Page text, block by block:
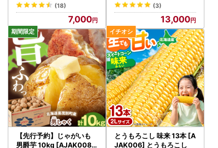
です。
■お問合わせ先■
喜茂別町ふるさと納税お問い合わせ窓口
TEL：050-8886-8950
FAX：050-6883-9718
受付時間9:00～17:00
(土曜日・日曜日・祝日及び12月29日～1月3日を除く)
メール：kimobetsu@steamship.co.jp
(18)
7,000
(3)
13,000
【先行予約】じゃがいも
男爵芋 10kg [AJAK008]
とうもろこし 味来 13本 [A
JAK006] とうもろこし